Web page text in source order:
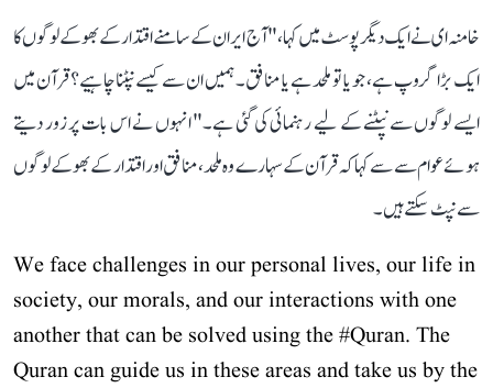
خامنہ ای نے ایک دیگر پوسٹ میں کہا، "آج ایران کے سامنے اقتدار کے بھوکے لوگوں کا
ایک بڑا گروپ ہے، جو یا تو ملحد ہے یا منافق۔ ہمیں ان سے کیسے نپٹنا چاہیے؟ قرآن میں
ایسے لوگوں سے نپٹنے کے لیے رہنمائی کی گئی ہے۔" انہوں نے اس بات پر زور دیتے
ہوئے عوام سے سے کہا کہ قرآن کے سہارے وہ ملحد، منافق اور اقتدار کے بھوکے لوگوں
سے نپٹ سکتے ہیں۔
We face challenges in our personal lives, our life in
society, our morals, and our interactions with one
another that can be solved using the#Quran. The
Quran can guide us in these areas and take us by the